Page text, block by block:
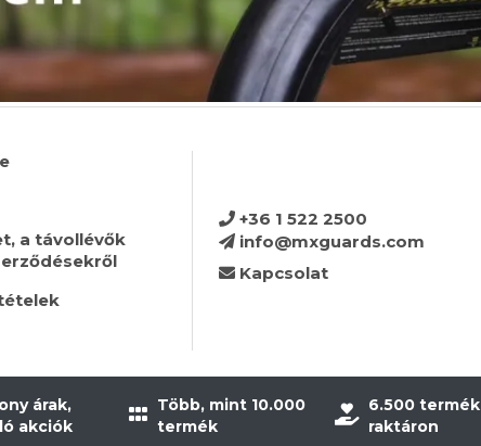
a távollévők
+36 1 522 2500
info@mxguards.com
Kapcsolat
árak,
akciók
Több, mint 10.000
termék
6.500 termék
raktáron